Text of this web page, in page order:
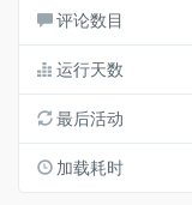
评论数目
运行天数
最后活动
加载耗时